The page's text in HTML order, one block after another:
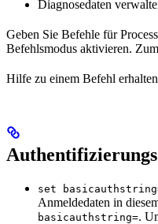
Diagnosedaten
Geben Sie Befehle für
Befehlsmodus aktivieren.
Hilfe zu einem Befehl
set
Anmeldedaten in
basicauthstring=.